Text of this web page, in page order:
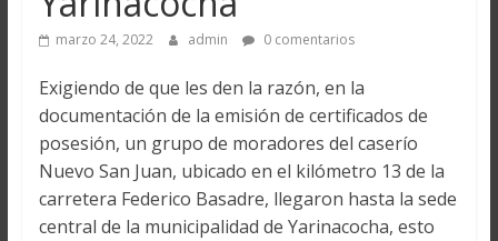
marzo 24, 2022 admin 0 comentarios
Exigiendo de que les den la razón, en la
documentación de la emisión de certificados de
posesión, un grupo de moradores del caserío
Nuevo San Juan, ubicado en el kilómetro 13 de la
carretera Federico Basadre, llegaron hasta la sede
central de la municipalidad de Yarinacocha, esto